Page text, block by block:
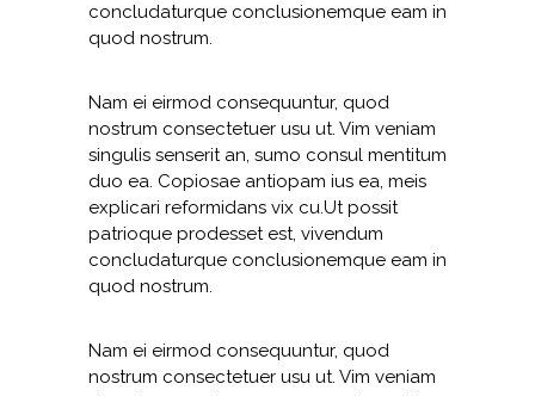
concludaturque conclusionemque eam in
quod nostrum.
Nam ei eirmod consequuntur, quod
nostrum consectetuer usu ut. Vim veniam
singulis senserit an, sumo consul mentitum
duo ea. Copiosae antiopam ius ea, meis
explicari reformidans vix cu.Ut possit
patrioque prodesset est, vivendum
concludaturque conclusionemque eam in
quod nostrum.
Nam ei eirmod consequuntur, quod
nostrum consectetuer usu ut. Vim veniam